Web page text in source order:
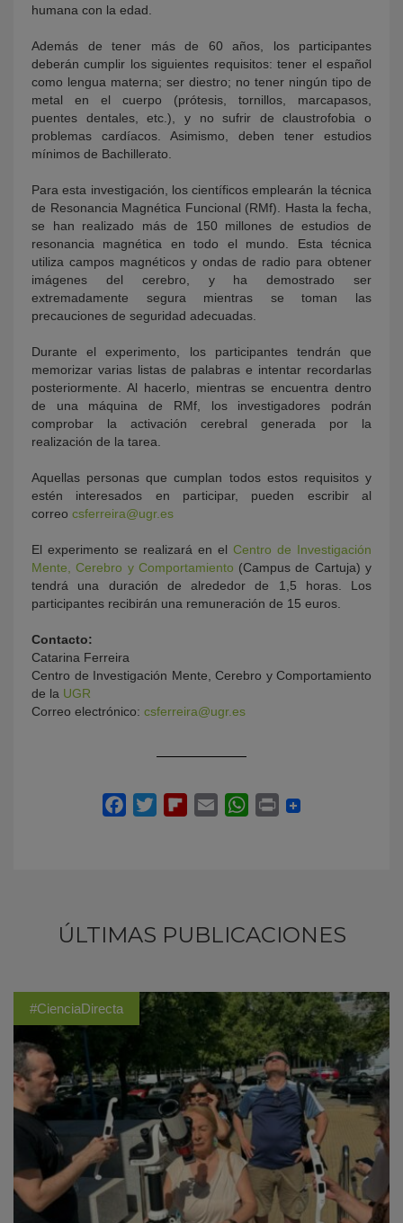
humana con la edad.
Además de tener más de 60 años, los participantes
deberán cumplir los siguientes requisitos: tener el español
como lengua materna; ser diestro; no tener ningún tipo de
metal en el cuerpo (prótesis, tornillos, marcapasos,
puentes dentales, etc.), y no sufrir de claustrofobia o
problemas cardíacos. Asimismo, deben tener estudios
mínimos de Bachillerato.
Para esta investigación, los científicos emplearán la técnica
de Resonancia Magnética Funcional (RMf). Hasta la fecha,
se han realizado más de 150 millones de estudios de
resonancia magnética en todo el mundo. Esta técnica
utiliza campos magnéticos y ondas de radio para obtener
imágenes del cerebro, y ha demostrado ser
extremadamente segura mientras se toman las
precauciones de seguridad adecuadas.
Durante el experimento, los participantes tendrán que
memorizar varias listas de palabras e intentar recordarlas
posteriormente. Al hacerlo, mientras se encuentra dentro
de una máquina de RMf, los investigadores podrán
comprobar la activación cerebral generada por la
realización de la tarea.
Aquellas personas que cumplan todos estos requisitos y
estén interesados en participar, pueden escribir al
correo csferreira@ugr.es
El experimento se realizará en el Centro de Investigación
Mente, Cerebro y Comportamiento (Campus de Cartuja) y
tendrá una duración de alrededor de 1,5 horas. Los
participantes recibirán una remuneración de 15 euros.
Contacto:
Catarina Ferreira
Centro de Investigación Mente, Cerebro y Comportamiento
de la UGR
Correo electrónico: csferreira@ugr.es
ÚLTIMAS PUBLICACIONES
#CienciaDirecta